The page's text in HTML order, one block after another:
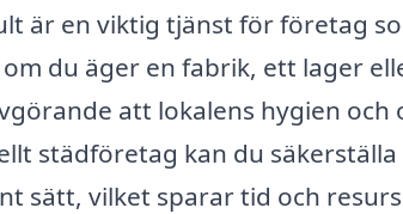
är en viktig tjänst för företag
du äger en fabrik, ett lager
att lokalens hygien
städföretag kan du
sätt, vilket sparar tid och